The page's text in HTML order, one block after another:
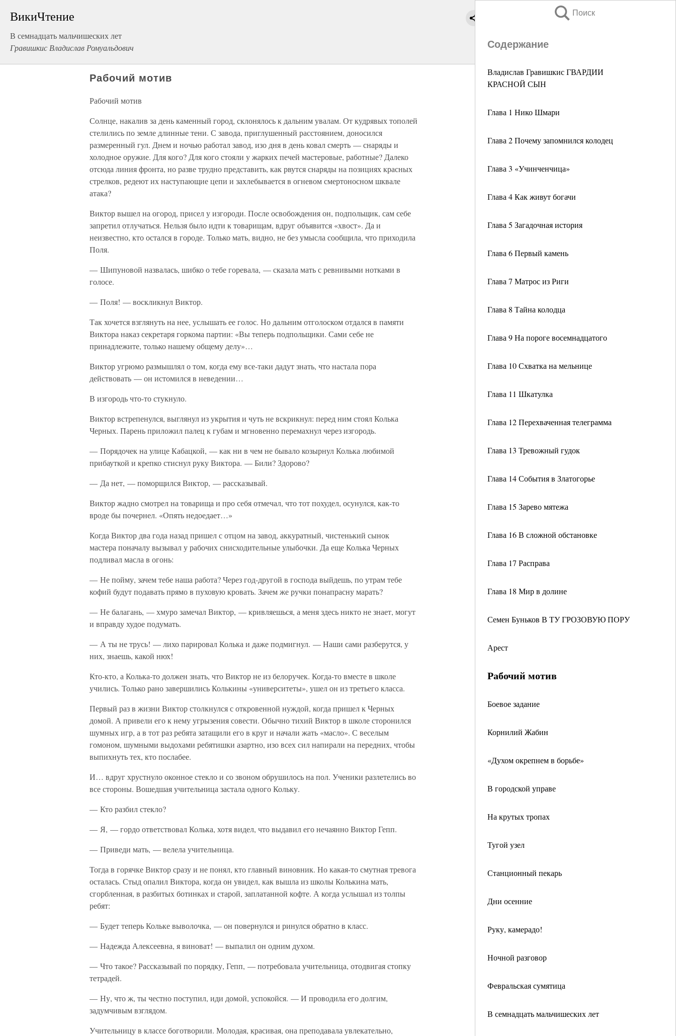
ВикиЧтение
В семнадцать мальчишеских лет
Гравишкис Владислав Ромуальдович
Поиск
Содержание
Владислав Гравишкис ГВАРДИИ
КРАСНОЙ СЫН
Глава 1 Нико Шмари
Глава 2 Почему запомнился колодец
Глава 3 «Учинченчица»
Глава 4 Как живут богачи
Глава 5 Загадочная история
Глава 6 Первый камень
Глава 7 Матрос из Риги
Глава 8 Тайна колодца
Глава 9 На пороге восемнадцатого
Глава 10 Схватка на мельнице
Глава 11 Шкатулка
Глава 12 Перехваченная телеграмма
Глава 13 Тревожный гудок
Глава 14 События в Златогорье
Глава 15 Зарево мятежа
Глава 16 В сложной обстановке
Глава 17 Расправа
Глава 18 Мир в долине
Семен Буньков В ТУ ГРОЗОВУЮ ПОРУ
Арест
Рабочий мотив
Боевое задание
Корнилий Жабин
«Духом окрепнем в борьбе»
В городской управе
На крутых тропах
Тугой узел
Станционный пекарь
Дни осенние
Руку, камерадо!
Ночной разговор
Февральская сумятица
В семнадцать мальчишеских лет
Рабочий мотив
Рабочий мотив
Солнце, накалив за день каменный город, склонялось к дальним увалам. От кудрявых тополей
стелились по земле длинные тени. С завода, приглушенный расстоянием, доносился
размеренный гул. Днем и ночью работал завод, изо дня в день ковал смерть — снаряды и
холодное оружие. Для кого? Для кого стояли у жарких печей мастеровые, работные? Далеко
отсюда линия фронта, но разве трудно представить, как рвутся снаряды на позициях красных
стрелков, редеют их наступающие цепи и захлебывается в огневом смертоносном шквале
атака?
Виктор вышел на огород, присел у изгороди. После освобождения он, подпольщик, сам себе
запретил отлучаться. Нельзя было идти к товарищам, вдруг объявится «хвост». Да и
неизвестно, кто остался в городе. Только мать, видно, не без умысла сообщила, что приходила
Поля.
— Шипуновой назвалась, шибко о тебе горевала, — сказала мать с ревнивыми нотками в
голосе.
— Поля! — воскликнул Виктор.
Так хочется взглянуть на нее, услышать ее голос. Но дальним отголоском отдался в памяти
Виктора наказ секретаря горкома партии: «Вы теперь подпольщики. Сами себе не
принадлежите, только нашему общему делу»…
Виктор угрюмо размышлял о том, когда ему все-таки дадут знать, что настала пора
действовать — он истомился в неведении…
В изгородь что-то стукнуло.
Виктор встрепенулся, выглянул из укрытия и чуть не вскрикнул: перед ним стоял Колька
Черных. Парень приложил палец к губам и мгновенно перемахнул через изгородь.
— Порядочек на улице Кабацкой, — как ни в чем не бывало козырнул Колька любимой
прибауткой и крепко стиснул руку Виктора. — Били? Здорово?
— Да нет, — поморщился Виктор, — рассказывай.
Виктор жадно смотрел на товарища и про себя отмечал, что тот похудел, осунулся, как-то
вроде бы почернел. «Опять недоедает…»
Когда Виктор два года назад пришел с отцом на завод, аккуратный, чистенький сынок
мастера поначалу вызывал у рабочих снисходительные улыбочки. Да еще Колька Черных
подливал масла в огонь:
— Не пойму, зачем тебе наша работа? Через год-другой в господа выйдешь, по утрам тебе
кофий будут подавать прямо в пуховую кровать. Зачем же ручки понапрасну марать?
— Не балагань, — хмуро замечал Виктор, — кривляешься, а меня здесь никто не знает, могут
и вправду худое подумать.
— А ты не трусь! — лихо парировал Колька и даже подмигнул. — Наши сами разберутся, у
них, знаешь, какой нюх!
Кто-кто, а Колька-то должен знать, что Виктор не из белоручек. Когда-то вместе в школе
учились. Только рано завершились Колькины «университеты», ушел он из третьего класса.
Первый раз в жизни Виктор столкнулся с откровенной нуждой, когда пришел к Черных
домой. А привели его к нему угрызения совести. Обычно тихий Виктор в школе сторонился
шумных игр, а в тот раз ребята затащили его в круг и начали жать «масло». С веселым
гомоном, шумными выдохами ребятишки азартно, изо всех сил напирали на передних, чтобы
выпихнуть тех, кто послабее.
И… вдруг хрустнуло оконное стекло и со звоном обрушилось на пол. Ученики разлетелись во
все стороны. Вошедшая учительница застала одного Кольку.
— Кто разбил стекло?
— Я, — гордо ответствовал Колька, хотя видел, что выдавил его нечаянно Виктор Гепп.
— Приведи мать, — велела учительница.
Тогда в горячке Виктор сразу и не понял, кто главный виновник. Но какая-то смутная тревога
осталась. Стыд опалил Виктора, когда он увидел, как вышла из школы Колькина мать,
сгорбленная, в разбитых ботинках и старой, заплатанной кофте. А когда услышал из толпы
ребят:
— Будет теперь Кольке выволочка, — он повернулся и ринулся обратно в класс.
— Надежда Алексеевна, я виноват! — выпалил он одним духом.
— Что такое? Рассказывай по порядку, Гепп, — потребовала учительница, отодвигая стопку
тетрадей.
— Ну, что ж, ты честно поступил, иди домой, успокойся. — И проводила его долгим,
задумчивым взглядом.
Учительницу в классе боготворили. Молодая, красивая, она преподавала увлекательно,